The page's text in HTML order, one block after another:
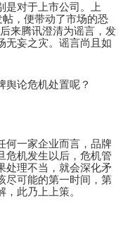
是对于上市公司。上
帖，便带动了市场的恐
来腾讯澄清为谣言，发
无妄之灾。谣言尚且如
舆论危机处置呢？
何一家企业而言，品牌
危机发生以后，危机管
处理不当，就会深化矛
尽可能的第一时间，第
此乃上上策。